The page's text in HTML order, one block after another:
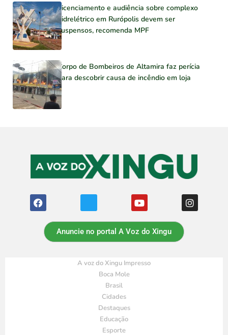
Licenciamento e audiência sobre complexo
hidrelétrico em Rurópolis devem ser
suspensos, recomenda MPF
Corpo de Bombeiros de Altamira faz perícia
para descobrir causa de incêndio em loja
Anuncie no portal A Voz do Xingu
A voz do Xingu Impresso
Boca Mole
Brasil
Cidades
Destaques
Educação
Esporte